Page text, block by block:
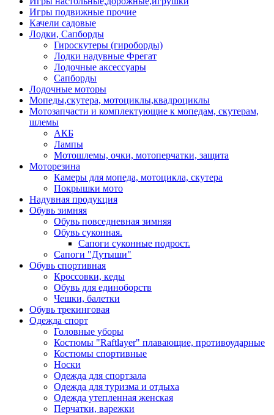
Игры подвижные прочие
Качели садовые
Лодки, Сапборды
Гироскутеры (гироборды)
Лодки надувные Фрегат
Лодочные аксессуары
Сапборды
Лодочные моторы
Мопеды,скутера, мотоциклы,квадроциклы
Мотозапчасти и комплектующие к мопедам, скутерам,
шлемы
АКБ
Лампы
Мотошлемы, очки, мотоперчатки, защита
Моторезина
Камеры для мопеда, мотоцикла, скутера
Покрышки мото
Надувная продукция
Обувь зимняя
Обувь повседневная зимняя
Обувь суконная.
Сапоги суконные подрост.
Сапоги "Дутыши"
Обувь спортивная
Кроссовки, кеды
Обувь для единоборств
Чешки, балетки
Обувь трекинговая
Одежда спорт
Головные уборы
Костюмы "Raftlayer" плавающие, противоударные
Костюмы спортивные
Носки
Одежда для спортзала
Одежда для туризма и отдыха
Одежда утепленная женская
Перчатки, варежки